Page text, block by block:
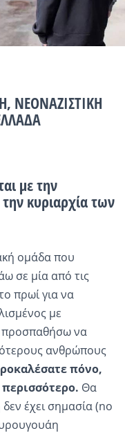
ΝΕΟΝΑΖΙΣΤΙΚΗ
με την
κυριαρχία των
ομάδα που
σε μία από τις
πρωί για να
με
προσπαθήσω να
ανθρώπους
πόνο,
Θα
έχει σημασία (no